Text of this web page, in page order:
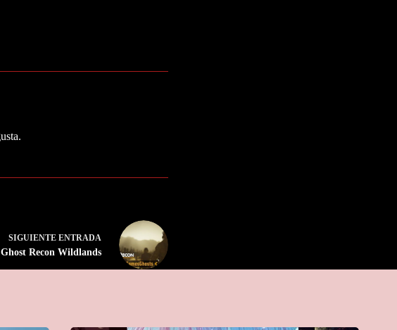
SIGUIENTEENTRADA
Recon Wildlands